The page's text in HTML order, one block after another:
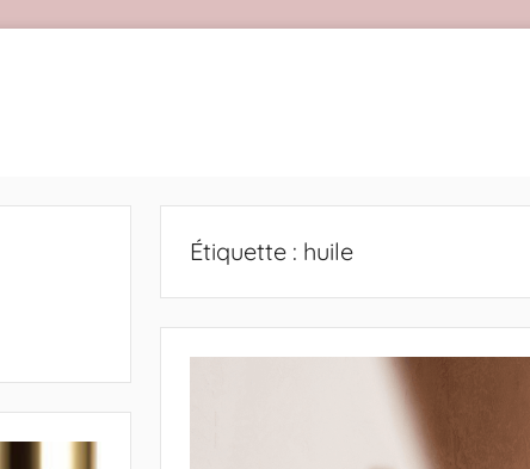
Étiquette : huile